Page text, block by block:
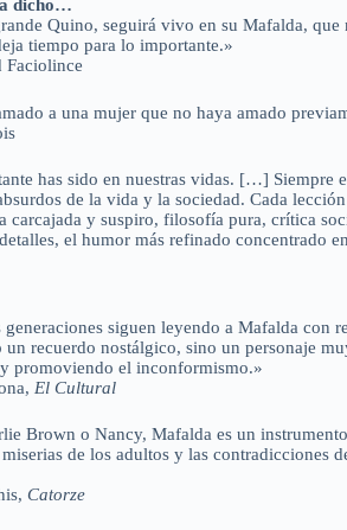
dicho…
Quino, seguirá vivo en su Mafalda, que
tiempo para lo importante.»
Faciolince
a una mujer que no haya amado
has sido en nuestras vidas. […] Siempre
de la vida y la sociedad. Cada
carcajada y suspiro, filosofía pura, crítica
el humor más refinado concentrado
generaciones siguen leyendo a Mafalda con
un recuerdo nostálgico, sino un personaje
promoviendo el inconformismo.»
El Cultural
Brown o Nancy, Mafalda es un
de los adultos y las contradicciones
Catorze